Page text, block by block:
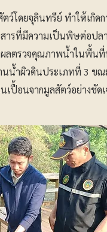
ว์โดยจุลินทรีย์ ทำให้เกิด
ารที่มีความเป็นพิษต่อป
ลตรวจคุณภาพน้ำในพื้นที่
นน้ำผิวดินประเภทที่ 3 ข
เปื้อนจากมูลสัตว์อย่างชัด